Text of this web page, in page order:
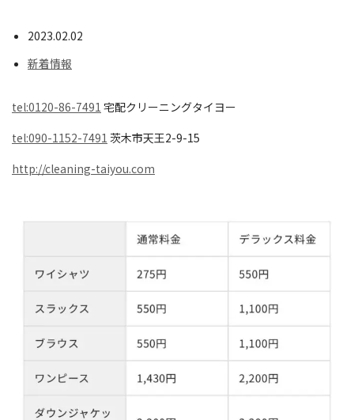
2023.02.02
新着情報
tel:0120-86-7491 宅配クリーニングタイヨー
tel:090-1152-7491 茨木市天王2-9-15
http://cleaning-taiyou.com